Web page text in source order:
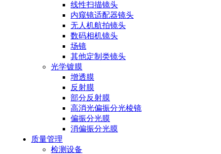
线性扫描镜头
内窥镜适配器镜头
无人机航拍镜头
数码相机镜头
场镜
其他定制类镜头
光学镀膜
增透膜
反射膜
部分反射膜
高消光偏振分光棱镜
偏振分光膜
消偏振分光膜
质量管理
检测设备